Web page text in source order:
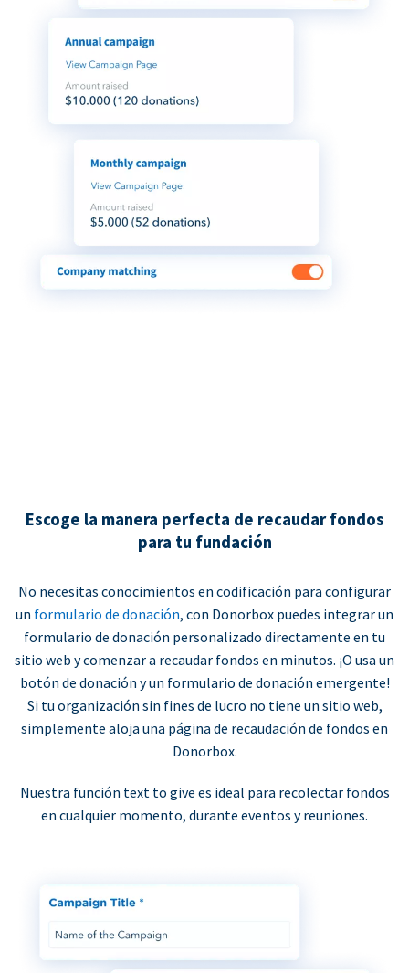
Escoge la manera perfecta de recaudar fondos
para tu fundación
No necesitas conocimientos en codificación para configurar
un formulario de donación, con Donorbox puedes integrar un
formulario de donación personalizado directamente en tu
sitio web y comenzar a recaudar fondos en minutos. ¡O usa un
botón de donación y un formulario de donación emergente!
Si tu organización sin fines de lucro no tiene un sitio web,
simplemente aloja una página de recaudación de fondos en
Donorbox.
Nuestra función text to give es ideal para recolectar fondos
en cualquier momento, durante eventos y reuniones.